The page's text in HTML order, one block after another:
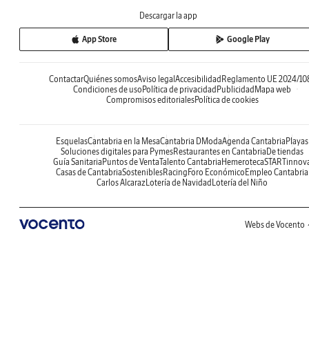
Descargar la app
App Store Google Play
ContactarQuiénes somosAviso legal Accesibilidad Reglamento UE 2024/
Condiciones de uso Política de privacidad Publicidad Mapa web
Compromisos editorialesPolítica de cookies
EsquelasCantabria en la MesaCantabria DModaAgenda Cantabria Playas
Soluciones digitales para PymesRestaurantes en Cantabria De tiendas
Guía Sanitaria Puntos de VentaTalento Cantabria Hemeroteca
Casas de CantabriaSosteniblesRacing Foro Económico Empleo Cantabria
Carlos Alcaraz Lotería de Navidad Lotería del Niño
Webs de Vocento